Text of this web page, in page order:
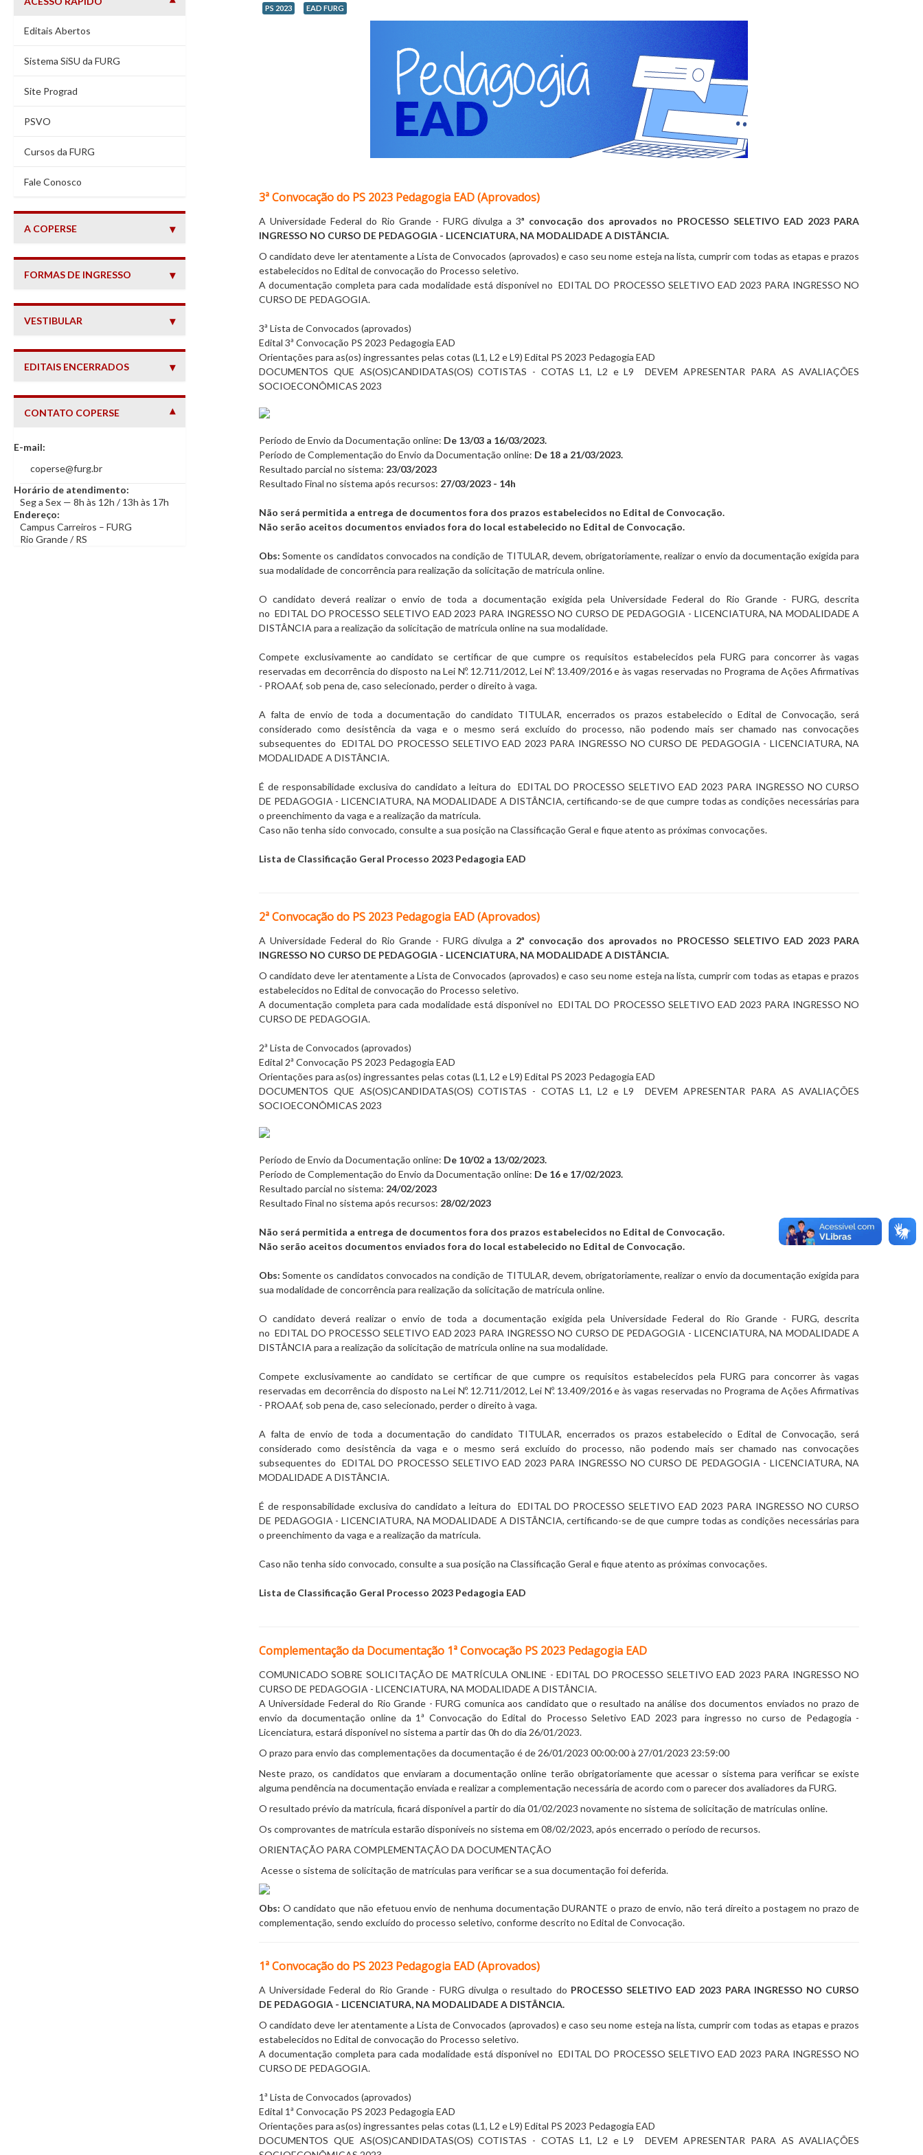
Editais Abertos
Sistema SiSU da FURG
Site Prograd
PSVO
Cursos da FURG
(abre em nova janela)
Fale Conosco
A COPERSE
FORMAS DE INGRESSO
VESTIBULAR
EDITAIS ENCERRADOS
CONTATO COPERSE
— INFORMAÇÕES DE CONTATO
E-mail:
coperse@furg.br
Horário de atendimento:
Seg a Sex — 8h às 12h / 13h às 17h
Endereço:
Campus Carreiros – FURG
Rio Grande / RS
PS 2023 EAD FURG
3ª Convocação do PS 2023 Pedagogia EAD (Aprovados)
A Universidade Federal do Rio Grande - FURG divulga a 3ª convocação dos aprovados no PROCESSO SELETIVO EAD 2023 PARA
INGRESSO NO CURSO DE PEDAGOGIA - LICENCIATURA, NA MODALIDADE A DISTÂNCIA.
O candidato deve ler atentamente a Lista de Convocados (aprovados) e caso seu nome esteja na lista, cumprir com todas as etapas e prazos
estabelecidos no Edital de convocação do Processo seletivo.
A documentação completa para cada modalidade está disponível noEDITAL DO PROCESSO SELETIVO EAD 2023 PARA INGRESSO NO
CURSO DE PEDAGOGIA.
3ª Lista de Convocados (aprovados)
Edital 3ª Convocação PS 2023 Pedagogia EAD
Orientações para as(os) ingressantes pelas cotas (L1, L2 e L9) Edital PS 2023 Pedagogia EAD
DOCUMENTOS QUE AS(OS)CANDIDATAS(OS) COTISTAS - COTAS L1, L2 e L9 DEVEM APRESENTAR PARA AS AVALIAÇÕES
SOCIOECONÔMICAS 2023
Período de Envio da Documentação online: De 13/03 a 16/03/2023.
Período de Complementação do Envio da Documentação online: De 18 a 21/03/2023.
Resultado parcial no sistema: 23/03/2023
Resultado Final no sistema após recursos: 27/03/2023 - 14h
Não será permitida a entrega de documentos fora dos prazos estabelecidos no Edital de Convocação.
Não serão aceitos documentos enviados fora do local estabelecido no Edital de Convocação.
Obs: Somente os candidatos convocados na condição de TITULAR, devem, obrigatoriamente, realizar o envio da documentação exigida para
sua modalidade de concorrência para realização da solicitação de matrícula online.
O candidato deverá realizar o envio de toda a documentação exigida pela Universidade Federal do Rio Grande - FURG, descrita
noEDITAL DO PROCESSO SELETIVO EAD 2023 PARA INGRESSO NO CURSO DE PEDAGOGIA - LICENCIATURA, NA MODALIDADE A
DISTÂNCIA para a realização da solicitação de matrícula online na sua modalidade.
Compete exclusivamente ao candidato se certificar de que cumpre os requisitos estabelecidos pela FURG para concorrer às vagas
reservadas em decorrência do disposto na Lei Nº. 12.711/2012, Lei Nº. 13.409/2016 e às vagas reservadas no Programa de Ações Afirmativas
- PROAAf, sob pena de, caso selecionado, perder o direito à vaga.
A falta de envio de toda a documentação do candidato TITULAR, encerrados os prazos estabelecido o Edital de Convocação, será
considerado como desistência da vaga e o mesmo será excluído do processo, não podendo mais ser chamado nas convocações
subsequentes do EDITAL DO PROCESSO SELETIVO EAD 2023 PARA INGRESSO NO CURSO DE PEDAGOGIA - LICENCIATURA, NA
MODALIDADE A DISTÂNCIA.
É de responsabilidade exclusiva do candidato a leitura do EDITAL DO PROCESSO SELETIVO EAD 2023 PARA INGRESSO NO CURSO
DE PEDAGOGIA - LICENCIATURA, NA MODALIDADE A DISTÂNCIA, certificando-se de que cumpre todas as condições necessárias para
o preenchimento da vaga e a realização da matrícula.
Caso não tenha sido convocado, consulte a sua posição na Classificação Geral e fique atento as próximas convocações.
Lista de Classificação Geral Processo 2023 Pedagogia EAD
2ª Convocação do PS 2023 Pedagogia EAD (Aprovados)
A Universidade Federal do Rio Grande - FURG divulga a 2ª convocação dos aprovados no PROCESSO SELETIVO EAD 2023 PARA
INGRESSO NO CURSO DE PEDAGOGIA - LICENCIATURA, NA MODALIDADE A DISTÂNCIA.
O candidato deve ler atentamente a Lista de Convocados (aprovados) e caso seu nome esteja na lista, cumprir com todas as etapas e prazos
estabelecidos no Edital de convocação do Processo seletivo.
A documentação completa para cada modalidade está disponível noEDITAL DO PROCESSO SELETIVO EAD 2023 PARA INGRESSO NO
CURSO DE PEDAGOGIA.
2ª Lista de Convocados (aprovados)
Edital 2ª Convocação PS 2023 Pedagogia EAD
Orientações para as(os) ingressantes pelas cotas (L1, L2 e L9) Edital PS 2023 Pedagogia EAD
DOCUMENTOS QUE AS(OS)CANDIDATAS(OS) COTISTAS - COTAS L1, L2 e L9 DEVEM APRESENTAR PARA AS AVALIAÇÕES
SOCIOECONÔMICAS 2023
Período de Envio da Documentação online: De 10/02 a 13/02/2023.
Período de Complementação do Envio da Documentação online: De 16 e 17/02/2023.
Resultado parcial no sistema: 24/02/2023
Resultado Final no sistema após recursos: 28/02/2023
Não será permitida a entrega de documentos fora dos prazos estabelecidos no Edital de Convocação.
Não serão aceitos documentos enviados fora do local estabelecido no Edital de Convocação.
Obs: Somente os candidatos convocados na condição de TITULAR, devem, obrigatoriamente, realizar o envio da documentação exigida para
sua modalidade de concorrência para realização da solicitação de matrícula online.
O candidato deverá realizar o envio de toda a documentação exigida pela Universidade Federal do Rio Grande - FURG, descrita
noEDITAL DO PROCESSO SELETIVO EAD 2023 PARA INGRESSO NO CURSO DE PEDAGOGIA - LICENCIATURA, NA MODALIDADE A
DISTÂNCIA para a realização da solicitação de matrícula online na sua modalidade.
Compete exclusivamente ao candidato se certificar de que cumpre os requisitos estabelecidos pela FURG para concorrer às vagas
reservadas em decorrência do disposto na Lei Nº. 12.711/2012, Lei Nº. 13.409/2016 e às vagas reservadas no Programa de Ações Afirmativas
- PROAAf, sob pena de, caso selecionado, perder o direito à vaga.
A falta de envio de toda a documentação do candidato TITULAR, encerrados os prazos estabelecido o Edital de Convocação, será
considerado como desistência da vaga e o mesmo será excluído do processo, não podendo mais ser chamado nas convocações
subsequentes do EDITAL DO PROCESSO SELETIVO EAD 2023 PARA INGRESSO NO CURSO DE PEDAGOGIA - LICENCIATURA, NA
MODALIDADE A DISTÂNCIA.
É de responsabilidade exclusiva do candidato a leitura do EDITAL DO PROCESSO SELETIVO EAD 2023 PARA INGRESSO NO CURSO
DE PEDAGOGIA - LICENCIATURA, NA MODALIDADE A DISTÂNCIA, certificando-se de que cumpre todas as condições necessárias para
o preenchimento da vaga e a realização da matrícula.
Caso não tenha sido convocado, consulte a sua posição na Classificação Geral e fique atento as próximas convocações.
Lista de Classificação Geral Processo 2023 Pedagogia EAD
Complementação da Documentação 1ª Convocação PS 2023 Pedagogia EAD
COMUNICADO SOBRE SOLICITAÇÃO DE MATRÍCULA ONLINE - EDITAL DO PROCESSO SELETIVO EAD 2023 PARA INGRESSO NO
CURSO DE PEDAGOGIA - LICENCIATURA, NA MODALIDADE A DISTÂNCIA.
A Universidade Federal do Rio Grande - FURG comunica aos candidato que o resultado na análise dos documentos enviados no prazo de
envio da documentação online da 1ª Convocação do Edital do Processo Seletivo EAD 2023 para ingresso no curso de Pedagogia -
Licenciatura, estará disponível no sistema a partir das 0h do dia 26/01/2023.
O prazo para envio das complementações da documentação é de 26/01/2023 00:00:00 à 27/01/2023 23:59:00
Neste prazo, os candidatos que enviaram a documentação online terão obrigatoriamente que acessar o sistema para verificar se existe
alguma pendência na documentação enviada e realizar a complementação necessária de acordo com o parecer dos avaliadores da FURG.
O resultado prévio da matrícula, ficará disponível a partir do dia 01/02/2023 novamente no sistema de solicitação de matrículas online.
Os comprovantes de matrícula estarão disponíveis no sistema em 08/02/2023, após encerrado o período de recursos.
ORIENTAÇÃO PARA COMPLEMENTAÇÃO DA DOCUMENTAÇÃO
Acesse o sistema de solicitação de matrículas para verificar se a sua documentação foi deferida.
Obs: O candidato que não efetuou envio de nenhuma documentação DURANTE o prazo de envio, não terá direito a postagem no prazo de
complementação, sendo excluído do processo seletivo, conforme descrito no Edital de Convocação.
1ª Convocação do PS 2023 Pedagogia EAD (Aprovados)
A Universidade Federal do Rio Grande - FURG divulga o resultado do PROCESSO SELETIVO EAD 2023 PARA INGRESSO NO CURSO
DE PEDAGOGIA - LICENCIATURA, NA MODALIDADE A DISTÂNCIA.
O candidato deve ler atentamente a Lista de Convocados (aprovados) e caso seu nome esteja na lista, cumprir com todas as etapas e prazos
estabelecidos no Edital de convocação do Processo seletivo.
A documentação completa para cada modalidade está disponível noEDITAL DO PROCESSO SELETIVO EAD 2023 PARA INGRESSO NO
CURSO DE PEDAGOGIA.
1ª Lista de Convocados (aprovados)
Edital 1ª Convocação PS 2023 Pedagogia EAD
Orientações para as(os) ingressantes pelas cotas (L1, L2 e L9) Edital PS 2023 Pedagogia EAD
DOCUMENTOS QUE AS(OS)CANDIDATAS(OS) COTISTAS - COTAS L1, L2 e L9 DEVEM APRESENTAR PARA AS AVALIAÇÕES